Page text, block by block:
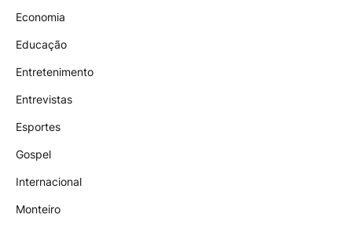
Economia
Educação
Entretenimento
Entrevistas
Esportes
Gospel
Internacional
Monteiro